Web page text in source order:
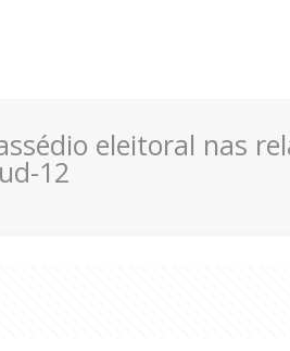
eleitoral nas
12